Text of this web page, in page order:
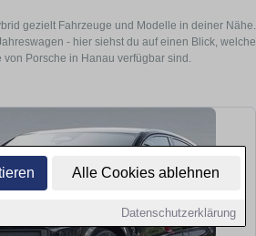
Alle Cookies ablehnen
Datenschutzerklärung
gezielt Fahrzeuge und Modelle in deiner Nähe.
- hier siehst du auf einen Blick, welche
Porsche in Hanau verfügbar sind.